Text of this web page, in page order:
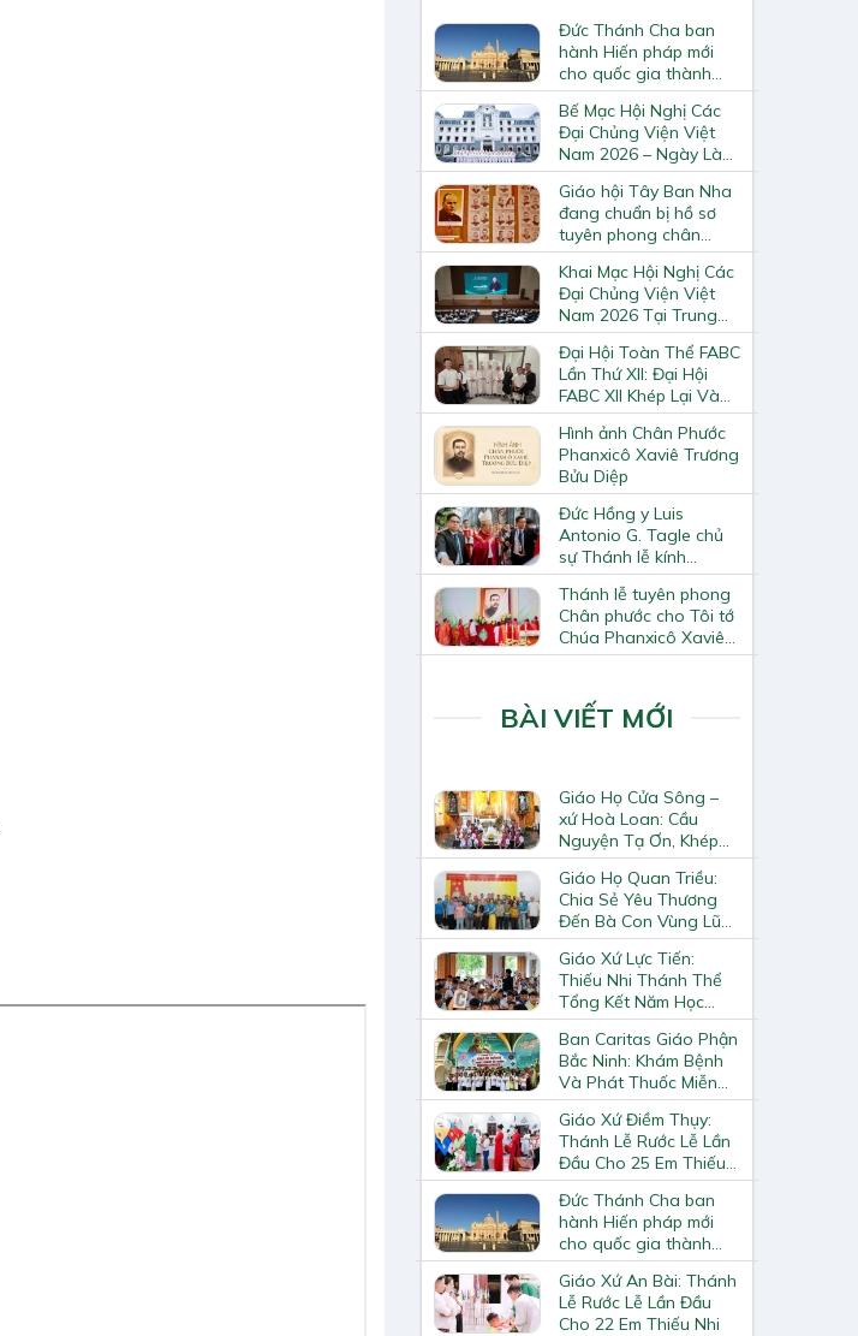
Đức Thánh Cha ban
hành Hiến pháp mới
cho quốc gia thành
Vatican
Bế Mạc Hội Nghị Các
Đại Chủng Viện Việt
Nam 2026 – Ngày Làm
Việc Cuối Cùng
Giáo hội Tây Ban Nha
đang chuẩn bị hồ sơ
tuyên phong chân
phước và phong thánh
cho 3.344 vị
Khai Mạc Hội Nghị Các
Đại Chủng Viện Việt
Nam 2026 Tại Trung
Tâm Mục Vụ Giáo
Phận Vinh
Đại Hội Toàn Thể FABC
Lần Thứ XII: Đại Hội
FABC XII Khép Lại Và
Mở Ra Một Hành Trình
Mới Cho Giáo Hội Tại
Châu Á
Hình ảnh Chân Phước
Phanxicô Xaviê Trương
Bửu Diệp
Đức Hồng y Luis
Antonio G. Tagle chủ
sự Thánh lễ kính
Thánh Tô-ma Tông đồ
tại Nhà thờ Chính tòa
Hà Nội
Thánh lễ tuyên phong
Chân phước cho Tôi tớ
Chúa Phanxicô Xaviê
Trương Bửu Diệp
BÀI VIẾT MỚI
Giáo Họ Cửa Sông –
xứ Hoà Loan: Cầu
Nguyện Tạ Ơn, Khép
Lại Khóa Huấn Luyện
Giáo Lý Viên Cấp II
Giáo Họ Quan Triều:
Chia Sẻ Yêu Thương
Đến Bà Con Vùng Lũ
Lai Châu
Giáo Xứ Lực Tiến:
Thiếu Nhi Thánh Thể
Tổng Kết Năm Học
Giáo Lý
Ban Caritas Giáo Phận
Bắc Ninh: Khám Bệnh
Và Phát Thuốc Miễn
Phí Tại Giáo Xứ Đồng
Chương
Giáo Xứ Điềm Thụy:
Thánh Lễ Rước Lễ Lần
Đầu Cho 25 Em Thiếu
Nhi
Đức Thánh Cha ban
hành Hiến pháp mới
cho quốc gia thành
Vatican
Giáo Xứ An Bài: Thánh
Lễ Rước Lễ Lần Đầu
Cho 22 Em Thiếu Nhi